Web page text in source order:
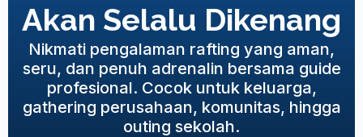
Akan Selalu Dikenang
Nikmati pengalaman rafting yang aman,
seru, dan penuh adrenalin bersama guide
profesional. Cocok untuk keluarga,
gathering perusahaan, komunitas, hingga
outing sekolah.